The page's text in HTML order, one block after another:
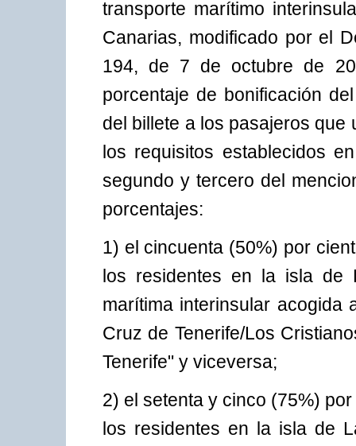
transporte marítimo
Canarias, modificado por el
194, de 7 de octubre de
porcentaje de bonificación
del billete a los pasajeros que
los requisitos establecidos
segundo y tercero del
porcentajes:
1) el cincuenta (50%) por
los residentes en la isla de
marítima interinsular acogida
Cruz de Tenerife/Los
Tenerife" y viceversa;
2) el setenta y cinco (75%)
los residentes en la isla de